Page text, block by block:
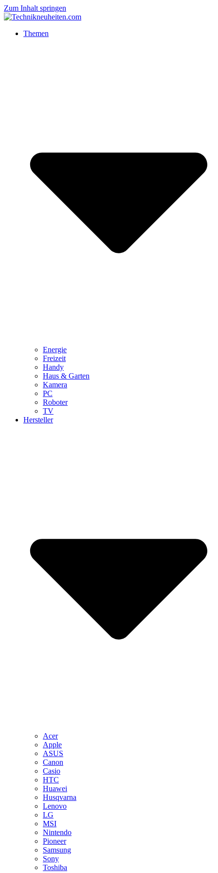
Zum Inhalt springen
Themen
Energie
Freizeit
Handy
Haus & Garten
Kamera
PC
Roboter
TV
Hersteller
Acer
Apple
ASUS
Canon
Casio
HTC
Huawei
Husqvarna
Lenovo
LG
MSI
Nintendo
Pioneer
Samsung
Sony
Toshiba